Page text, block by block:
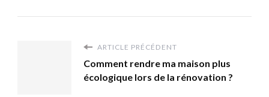
ARTICLE PRÉCÉDENT
Comment rendre ma maison plus
écologique lors de la rénovation ?